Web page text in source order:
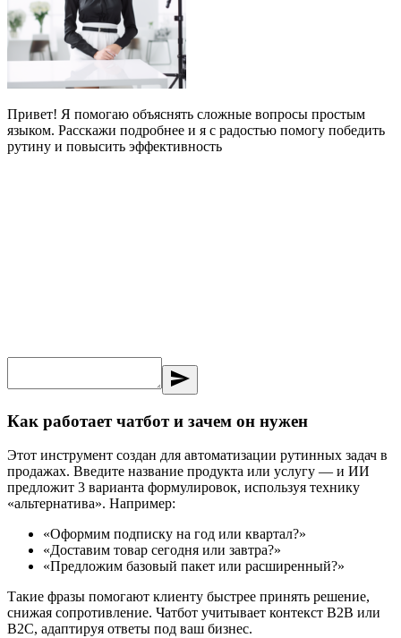
Привет! Я помогаю объяснять сложные вопросы простым
языком. Расскажи подробнее и я с радостью помогу победить
рутину и повысить эффективность
send
Как работает чатбот и зачем он нужен
Этот инструмент создан для автоматизации рутинных задач в
продажах. Введите название продукта или услугу — и ИИ
предложит 3 варианта формулировок, используя технику
«альтернатива». Например:
«Оформим подписку на год или квартал?»
«Доставим товар сегодня или завтра?»
«Предложим базовый пакет или расширенный?»
Такие фразы помогают клиенту быстрее принять решение,
снижая сопротивление. Чатбот учитывает контекст B2B или
B2C, адаптируя ответы под ваш бизнес.